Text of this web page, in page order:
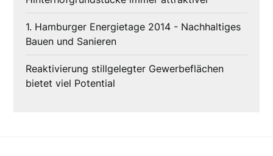
1. Hamburger Energietage 2014 - Nachhaltiges
Bauen und Sanieren
Reaktivierung stillgelegter Gewerbeflächen
bietet viel Potential